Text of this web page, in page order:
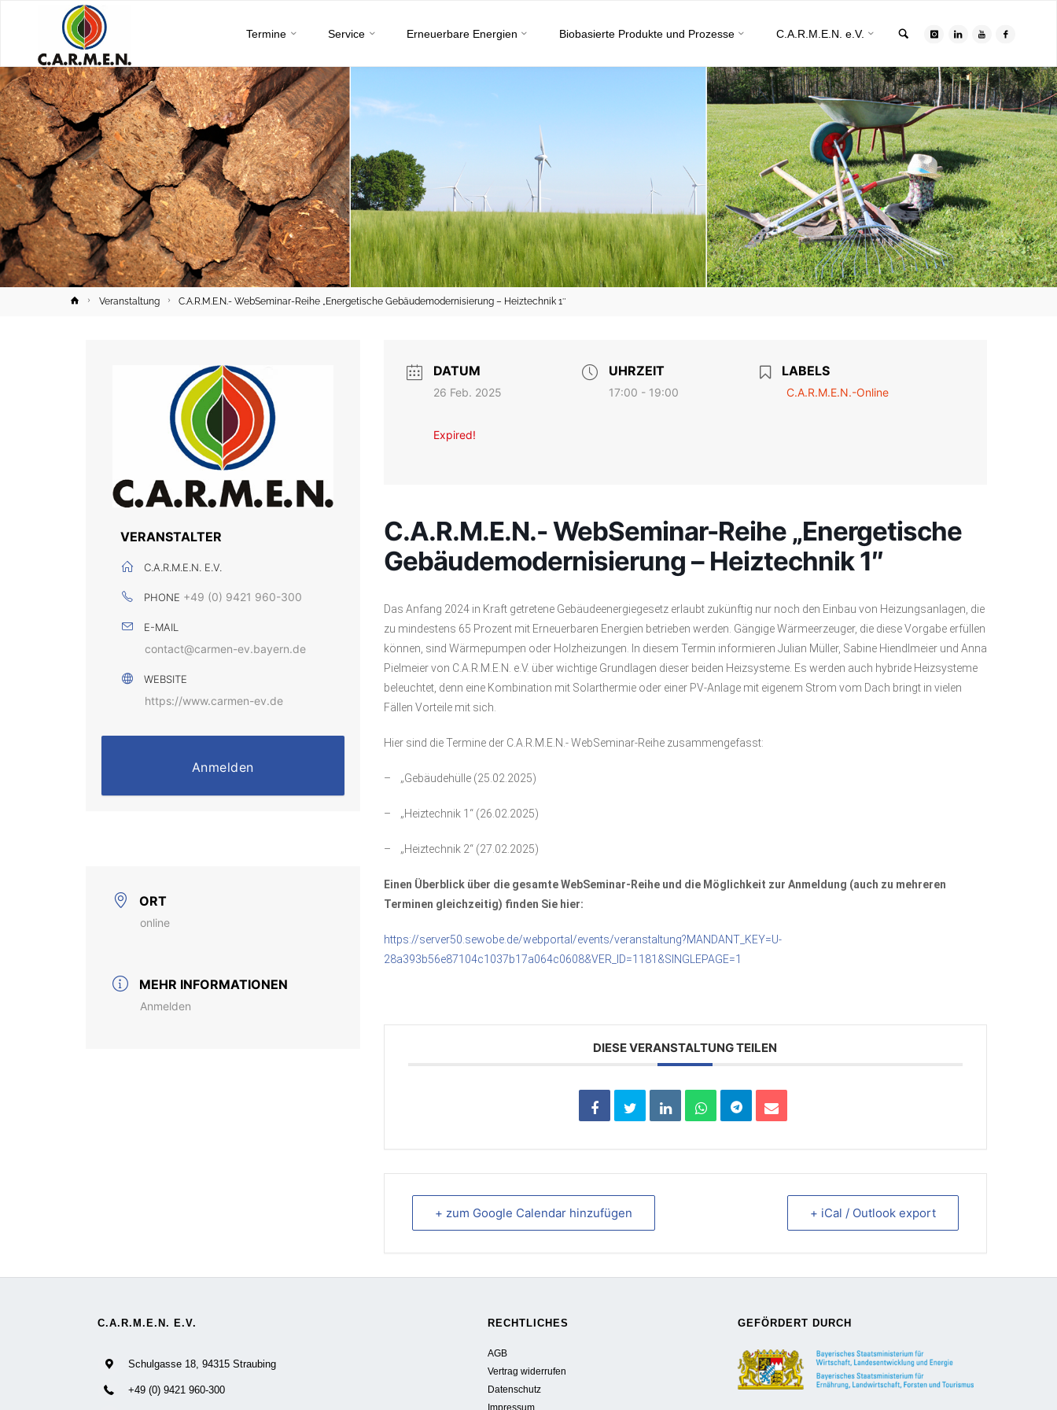
content
Termine Service Erneuerbare Energien Biobasierte Produkte und Prozesse C.A.R.M.E.N. e.V.
HomeVeranstaltung C.A.R.M.E.N.- WebSeminar-Reihe „Energetische Gebäudemodernisierung – Heiztechnik 1″
VERANSTALTER
C.A.R.M.E.N. E.V.
PHONE +49 (0) 9421 960-300
E-MAIL
contact@carmen-ev.bayern.de
WEBSITE
https://www.carmen-ev.de
Anmelden
ORT
online
MEHR INFORMATIONEN
Anmelden
DATUM
26 Feb. 2025
Expired!
UHRZEIT
17:00 - 19:00
LABELS
C.A.R.M.E.N.-Online
C.A.R.M.E.N.- WebSeminar-Reihe „Energetische
Gebäudemodernisierung – Heiztechnik 1″
Das Anfang 2024 in Kraft getretene Gebäudeenergiegesetz erlaubt zukünftig nur noch den Einbau von Heizungsanlagen, die
zu mindestens 65 Prozent mit Erneuerbaren Energien betrieben werden. Gängige Wärmeerzeuger, die diese Vorgabe erfüllen
können, sind Wärmepumpen oder Holzheizungen. In diesem Termin informieren Julian Müller, Sabine Hiendlmeier und Anna
Pielmeier von C.A.R.M.E.N. e.V. über wichtige Grundlagen dieser beiden Heizsysteme. Es werden auch hybride Heizsysteme
beleuchtet, denn eine Kombination mit Solarthermie oder einer PV-Anlage mit eigenem Strom vom Dach bringt in vielen
Fällen Vorteile mit sich.
Hier sind die Termine der C.A.R.M.E.N.- WebSeminar-Reihe zusammengefasst:
– „Gebäudehülle (25.02.2025)
– „Heiztechnik 1“ (26.02.2025)
– „Heiztechnik 2“ (27.02.2025)
Einen Überblick über die gesamte WebSeminar-Reihe und die Möglichkeit zur Anmeldung (auch zu mehreren
Terminen gleichzeitig) finden Sie hier:
https://server50.sewobe.de/webportal/events/veranstaltung?MANDANT_KEY=U-
28a393b56e87104c1037b17a064c0608&VER_ID=1181&SINGLEPAGE=1
DIESE VERANSTALTUNG TEILEN
+ zum Google Calendar hinzufügen + iCal / Outlook export
C.A.R.M.E.N. E.V.
Schulgasse 18, 94315 Straubing
+49 (0) 9421 960-300
RECHTLICHES
AGB
Vertrag widerrufen
Datenschutz
Impressum
GEFÖRDERT DURCH